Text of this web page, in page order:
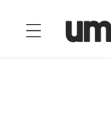
directamente
al contenido